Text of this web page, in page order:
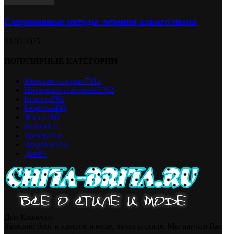
Современные методы лечения алкоголизма
Женские истории7514
Интересно и полезно2382
Красота592
Рецепты499
Жизнь180
Разное171
Тренды166
Здоровье116
Дом81